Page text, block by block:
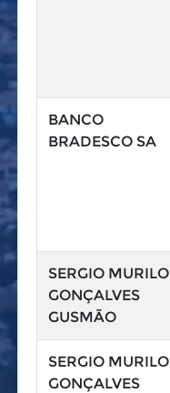
BANCO
BRADESCO SA
SERGIO MURILO
GONÇALVES
GUSMÃO
SERGIO MURILO
GONÇALVES